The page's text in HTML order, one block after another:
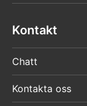
Kontakt
Chatt
Kontakta oss